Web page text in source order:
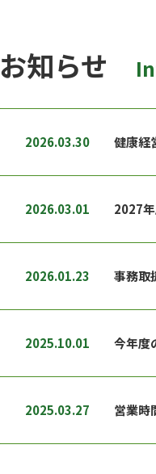
お知らせ
2026.03.30 健康経
2026.03.01 2027
2026.01.23 事務取
2025.10.01 今年度
2025.03.27 営業時